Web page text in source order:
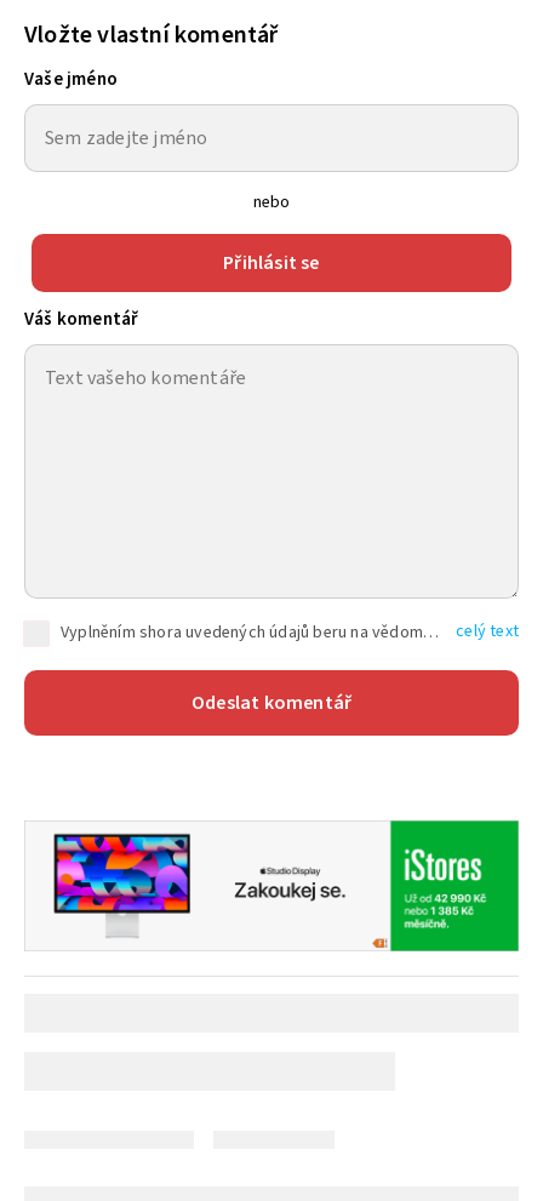
Vložte vlastní komentář
Vaše jméno
nebo
Přihlásit se
Váš komentář
Vyplněním shora uvedených údajů beru na vědomí, že společnost TEXT FACTORY s.r.o., sídlem Brno, Durďákova 336/29, Černá Pole, PSČ: 613 00, IČ: 06157831, zapsané u Krajského soudu v Brně, oddíl C, vložka 100399, bude zpracovávat mé osobní údaje uvedené v rámci mnou vyplněného registračního formuláře na základě oprávněných zájmů TEXT FACTORY s.r.o. dle čl. 6 odst. 1 písm. f) GDPR a pro splnění právních povinností (čl. 6 odst. 1 písm. c) GDPR), a to pro tyto účely: nezbytnost zajistit oprávnění návštěvníka webových stránek provozovaných společností TEXT FACTORY s.r.o. přispívat aktivně ke zveřejněným článkům nebo v rámci diskusních fór a výkon práv TEXT FACTORY s.r.o. jako administrátora těchto diskusních fór. Více informací o zpracování osobních údajů a právech lze nalézt v celý text